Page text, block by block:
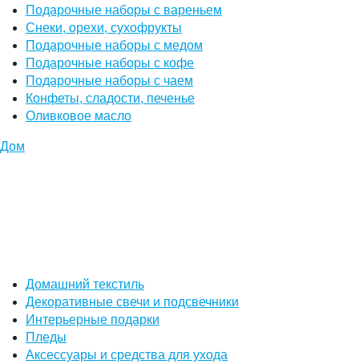
Подарочные наборы с вареньем
Снеки, орехи, сухофрукты
Подарочные наборы с медом
Подарочные наборы с кофе
Подарочные наборы с чаем
Конфеты, сладости, печенье
Оливковое масло
Дом
Домашний текстиль
Декоративные свечи и подсвечники
Интерьерные подарки
Пледы
Аксессуары и средства для ухода